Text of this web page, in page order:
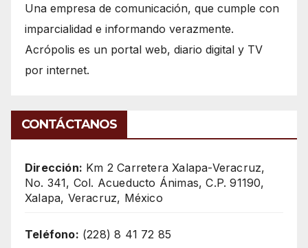
Una empresa de comunicación, que cumple con
imparcialidad e informando verazmente.
Acrópolis es un portal web, diario digital y TV
por internet.
CONTÁCTANOS
Dirección: Km 2 Carretera Xalapa-Veracruz,
No. 341, Col. Acueducto Ánimas, C.P. 91190,
Xalapa, Veracruz, México
Teléfono: (228) 8 41 72 85